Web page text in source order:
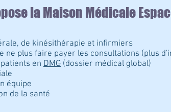
la Maison Médicale
de kinésithérapie et infirmiers
ne plus faire payer les consultations (plus
en DMG (dossier médical global)
équipe
de la santé